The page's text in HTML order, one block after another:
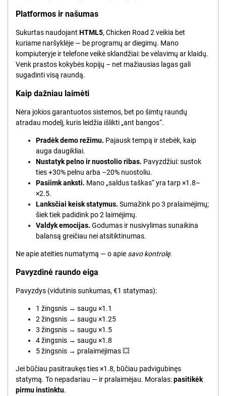
Platformos ir našumas
Sukurtas naudojant HTML5, Chicken Road 2 veikia bet
kuriame naršyklėje — be programų ar diegimų. Mano
kompiuteryje ir telefone veikė sklandžiai: be vėlavimų ar klaidų.
Venk prastos kokybės kopijų – net mažiausias lagas gali
sugadinti visą raundą.
Kaip dažniau laimėti
Nėra jokios garantuotos sistemos, bet po šimtų raundų
atradau modelį, kuris leidžia išlikti „ant bangos“.
Pradėk demo režimu. Pajausk tempą ir stebėk, kaip
auga daugikliai.
Nustatyk pelno ir nuostolio ribas. Pavyzdžiui: sustok
ties +30% pelnu arba –20% nuostoliu.
Pasiimk anksti. Mano „saldus taškas“ yra tarp ×1.8–
×2.5.
Lanksčiai keisk statymus. Sumažink po 3 pralaimėjimų;
šiek tiek padidink po 2 laimėjimų.
Valdyk emocijas. Godumas ir nusivylimas sunaikina
balansą greičiau nei atsitiktinumas.
Ne apie ateities numatymą — o apie savo kontrolę.
Pavyzdinė raundo eiga
Pavyzdys (vidutinis sunkumas, €1 statymas):
1 žingsnis → saugu ×1.1
2 žingsnis → saugu ×1.25
3 žingsnis → saugu ×1.5
4 žingsnis → saugu ×1.8
5 žingsnis → pralaimėjimas 💥
Jei būčiau pasitraukęs ties ×1.8, būčiau padvigubinęs
statymą. To nepadariau — ir pralaimėjau. Moralas:pasitikėk
pirmu instinktu.